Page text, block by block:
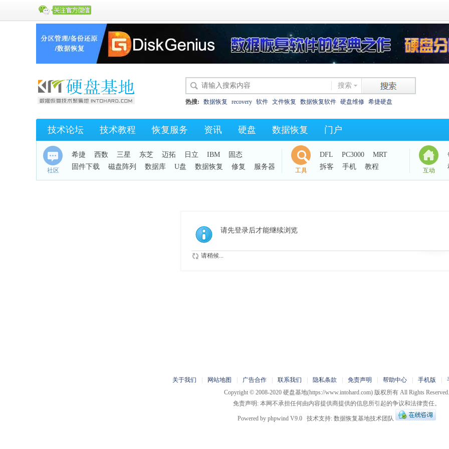
搜索
热搜: 数据恢复 recovery 软件 文件恢复 数据恢复软件 硬盘维修 希捷硬盘
KC43 保险 西数电路板 效率源dc
技术论坛 技术教程 恢复服务 资讯 硬盘 数据恢复 门户
社区
希捷 西数 三星 东芝 迈拓 日立 IBM
固态
固件下载
磁盘阵列 数据库 U盘 数据恢复 修复
服务器
手机恢复
工具
DFL PC3000
MRT
拆客
手机 教程 互动
请先登录后才能继续浏览
请稍候...
关于我们 网站地图 广告合作 联系我们 隐私条款 免责声明 帮助中心 手机版
Copyright © 2008-2020 硬盘基地(https://www.intohard.com) 版权所有 All Rights Reserved.
免责声明: 本网不承担任何由内容提供商提供的信息所引起的争议和法律责任。
Powered by phpwind V9.0 技术支持: 数据恢复基地技术团队